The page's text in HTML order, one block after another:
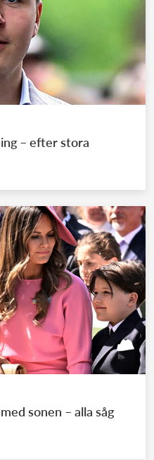
– efter stora
sonen – alla såg